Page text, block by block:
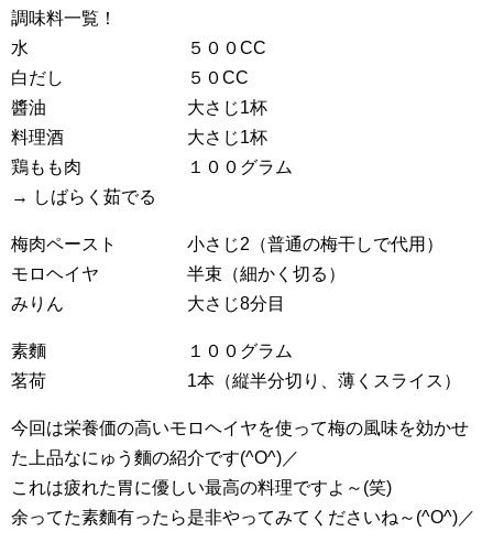
調味料一覧！
水 ５００CC
白だし ５０CC
醬油 大さじ1杯
料理酒 大さじ1杯
鶏もも肉 １００グラム
→ しばらく茹でる
梅肉ペースト 小さじ2（普通の梅干しで代用）
モロヘイヤ 半束（細かく切る）
みりん 大さじ8分目
素麵 １００グラム
茗荷 1本（縦半分切り、薄くスライス）
今回は栄養価の高いモロヘイヤを使って梅の風味を効かせ
た上品なにゅう麵の紹介です(^O^)／
これは疲れた胃に優しい最高の料理ですよ～(笑)
余ってた素麵有ったら是非やってみてくださいね～(^O^)／